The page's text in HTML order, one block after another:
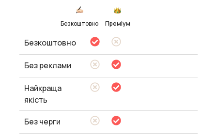
Безкоштовно Преміум
Безкоштовно
Без реклами
Найкраща
якість
Без черги